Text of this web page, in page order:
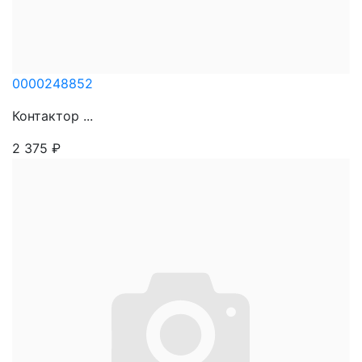
0000248852
Контактор ...
2 375 ₽